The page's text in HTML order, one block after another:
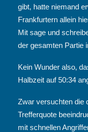
gibt, hatte niemand
Frankfurtern allein
Mit sage und
der gesamten Partie
Kein Wunder also,
Halbzeit auf 50:34
Zwar versuchten die
Trefferquote
mit schnellen